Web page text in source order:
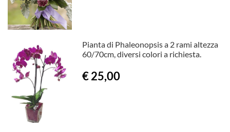
Pianta di Phaleonopsis a 2 rami altezza
60/70cm, diversi colori a richiesta.
€ 25,00